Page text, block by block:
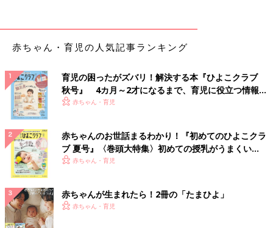
るんです。
話し合っても『そんな理由で！』と、相手は怒り狂っていたと思
す」
「私もありました。その方をBさんとします。私はBさんとはほ
ぼ接点がなかったのですが、私と仲が良いCさんの悪口を言って
いるのを耳にして嫌悪感が走りました。
Bさんは頻繁に『用事がある』と、言ってはCさんに子どもを預
けていたからです。Cさんにとてもお世話になっているのに、影
で悪口なんてありえなくて、顔を見るのも嫌になりました。
Bさんにしてみれば、急に素っ気なくなった私のことを『変な
人』認定なのでしょう」
「私は当事者になったことないけど、どちらの立場からも相談を
赤ちゃん・育児の人気記事ランキング
育児の困ったがズバリ！解決する本『ひよこクラブ
秋号』 4カ月～2才になるまで、育児に役立つ情報が
いっぱい！
赤ちゃん・育児
赤ちゃんのお世話まるわかり！『初めてのひよこクラ
ブ 夏号』〈巻頭大特集〉初めての授乳がうまくい
く！ おっぱい・ミルクの基本と夏のトラブル 解決テ
赤ちゃん・育児
赤ちゃんが生まれたら！2冊の「たまひよ」
赤ちゃん・育児